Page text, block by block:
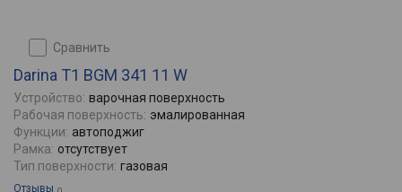
сравнить
Darina T1 BGM 341 11 W
Устройство: варочная поверхность
Рабочая поверхность: эмалированная
Функции: автоподжиг
Рамка: отсутствует
Тип поверхности: газовая
Отзывы